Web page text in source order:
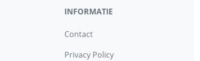
INFORMATIE
Contact
Privacy Policy